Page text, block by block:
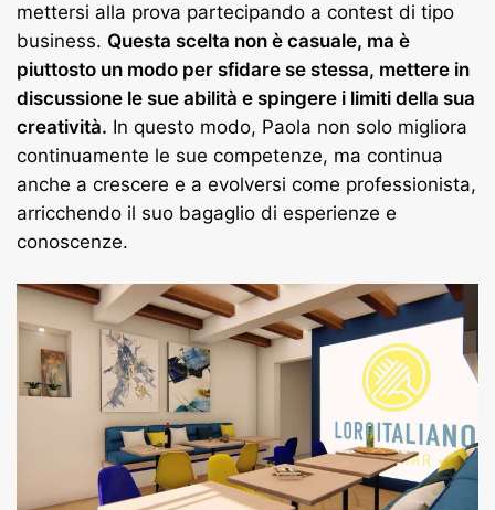
mettersi alla prova partecipando a contest di tipo
business. Questa scelta non è casuale, ma è
piuttosto un modo per sfidare se stessa, mettere in
discussione le sue abilità e spingere i limiti della sua
creatività. In questo modo, Paola non solo migliora
continuamente le sue competenze, ma continua
anche a crescere e a evolversi come professionista,
arricchendo il suo bagaglio di esperienze e
conoscenze.